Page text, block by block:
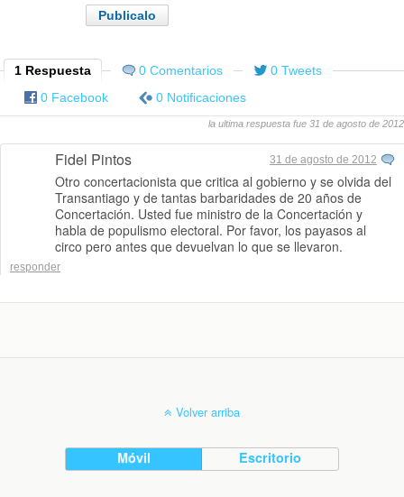
1 Respuesta 0 Comentarios
0 Tweets
0 Facebook
0 Notificaciones
la ultima respuesta fue 31 de agosto de 2012
Fidel Pintos 31 de agosto de 2012
Otro concertacionista que critica al gobierno y se olvida del
Transantiago y de tantas barbaridades de 20 años de
Concertación. Usted fue ministro de la Concertación y
habla de populismo electoral. Por favor, los payasos al
circo pero antes que devuelvan lo que se llevaron.
responder
Volver arriba
Móvil Escritorio